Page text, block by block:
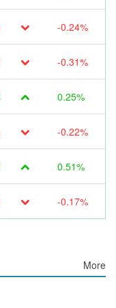
-0.24%
-0.31%
0.25%
-0.22%
0.51%
-0.17%
More